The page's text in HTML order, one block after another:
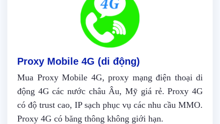
Proxy Mobile 4G (di động)
Mua Proxy Mobile 4G, proxy mạng điện thoại di
động 4G các nước châu Âu, Mỹ giá rẻ. Proxy 4G
có độ trust cao, IP sạch phục vụ các nhu cầu MMO.
Proxy 4G có băng thông không giới hạn.